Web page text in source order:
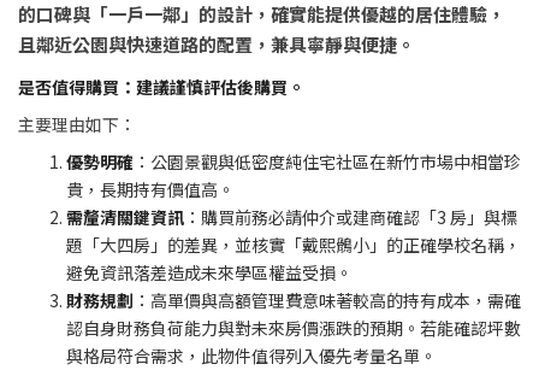
的口碑與「一戶一鄰」的設計，確實能提供優越的居住體驗，
且鄰近公園與快速道路的配置，兼具寧靜與便捷。
是否值得購買：建議謹慎評估後購買。
主要理由如下：
優勢明確 ：公園景觀與低密度純住宅社區在新竹市場中相當珍
貴，長期持有價值高。
需釐清關鍵資訊 ：購買前務必請仲介或建商確認「3 房」與標
題「大四房」的差異，並核實「戴熙鶻小」的正確學校名稱，
避免資訊落差造成未來學區權益受損。
財務規劃 ：高單價與高額管理費意味著較高的持有成本，需確
認自身財務負荷能力與對未來房價漲跌的預期。若能確認坪數
與格局符合需求，此物件值得列入優先考量名單。